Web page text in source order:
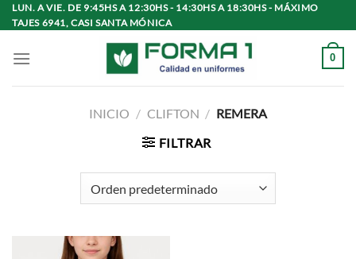
Saltar
al
LUN. A VIE. DE 9:45HS A 12:30HS - 14:30HS A 18:30HS - MÁXIMO
TAJES 6941, CASI SANTA MÓNICA
0
INICIO / CLIFTON / REMERA
FILTRAR